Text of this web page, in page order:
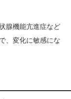
腺機能亢進症など
、変化に敏感にな